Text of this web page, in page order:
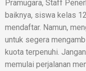
Pramugara, Staff
baiknya, siswa kelas
mendaftar. Namun,
untuk segera
kuota terpenuhi.
memulai perjalanan